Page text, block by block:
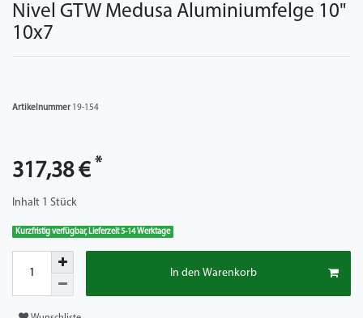
Nivel GTW Medusa Aluminiumfelge 10"
10x7
Artikelnummer 19-154
317,38 € *
Inhalt 1 Stück
Kurzfristig verfügbar, Lieferzeit 5-14 Werktage
In den Warenkorb